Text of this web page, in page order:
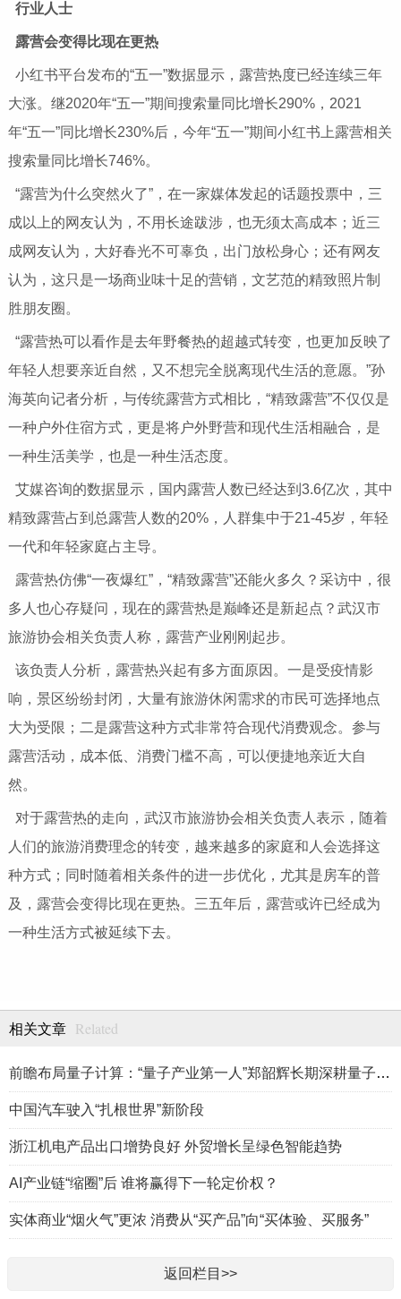
行业人士
露营会变得比现在更热
小红书平台发布的“五一”数据显示，露营热度已经连续三年
大涨。继2020年“五一”期间搜索量同比增长290%，2021
年“五一”同比增长230%后，今年“五一”期间小红书上露营相关
搜索量同比增长746%。
“露营为什么突然火了”，在一家媒体发起的话题投票中，三
成以上的网友认为，不用长途跋涉，也无须太高成本；近三
成网友认为，大好春光不可辜负，出门放松身心；还有网友
认为，这只是一场商业味十足的营销，文艺范的精致照片制
胜朋友圈。
“露营热可以看作是去年野餐热的超越式转变，也更加反映了
年轻人想要亲近自然，又不想完全脱离现代生活的意愿。”孙
海英向记者分析，与传统露营方式相比，“精致露营”不仅仅是
一种户外住宿方式，更是将户外野营和现代生活相融合，是
一种生活美学，也是一种生活态度。
艾媒咨询的数据显示，国内露营人数已经达到3.6亿次，其中
精致露营占到总露营人数的20%，人群集中于21-45岁，年轻
一代和年轻家庭占主导。
露营热仿佛“一夜爆红”，“精致露营”还能火多久？采访中，很
多人也心存疑问，现在的露营热是巅峰还是新起点？武汉市
旅游协会相关负责人称，露营产业刚刚起步。
该负责人分析，露营热兴起有多方面原因。一是受疫情影
响，景区纷纷封闭，大量有旅游休闲需求的市民可选择地点
大为受限；二是露营这种方式非常符合现代消费观念。参与
露营活动，成本低、消费门槛不高，可以便捷地亲近大自
然。
对于露营热的走向，武汉市旅游协会相关负责人表示，随着
人们的旅游消费理念的转变，越来越多的家庭和人会选择这
种方式；同时随着相关条件的进一步优化，尤其是房车的普
及，露营会变得比现在更热。三五年后，露营或许已经成为
一种生活方式被延续下去。
相关文章 Related
前瞻布局量子计算：“量子产业第一人”郑韶辉长期深耕量子产业赛
中国汽车驶入“扎根世界”新阶段
浙江机电产品出口增势良好 外贸增长呈绿色智能趋势
AI产业链“缩圈”后 谁将赢得下一轮定价权？
实体商业“烟火气”更浓 消费从“买产品”向“买体验、买服务”
返回栏目>>